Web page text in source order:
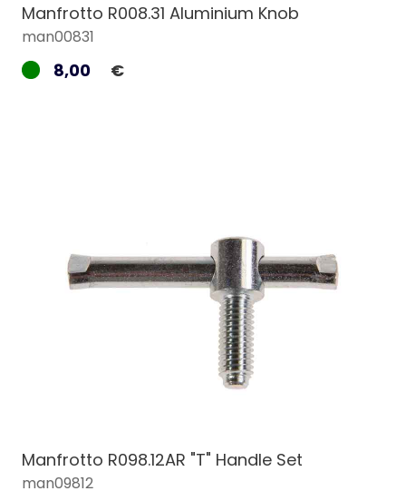
Manfrotto R008.31 Aluminium Knob
man00831
8,00 €
Manfrotto R098.12AR "T" Handle Set
man09812